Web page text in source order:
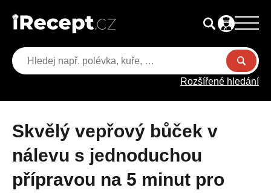
Rozšířené hledání
Skvělý vepřový bůček v
nálevu s jednoduchou
přípravou na 5 minut pro